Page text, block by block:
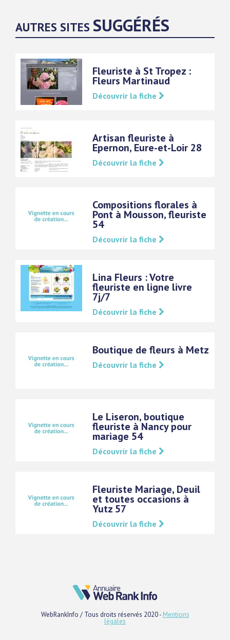
AUTRES SITES SUGGÉRÉS
Fleuriste à St Tropez :
Fleurs Martinaud
Découvrir la fiche
Artisan fleuriste à
Epernon, Eure-et-Loir 28
Découvrir la fiche
Compositions florales à
Pont à Mousson, fleuriste
54
Découvrir la fiche
Lina Fleurs : Votre
fleuriste en ligne livre
7j/7
Découvrir la fiche
Boutique de fleurs à Metz
Découvrir la fiche
Le Liseron, boutique
fleuriste à Nancy pour
mariage 54
Découvrir la fiche
Fleuriste Mariage, Deuil
et toutes occasions à
Yutz 57
Découvrir la fiche
WebRankInfo / Tous droits réservés 2020 - Mentions
légales